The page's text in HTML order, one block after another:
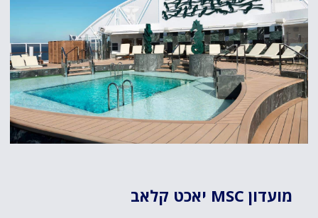
מועדון MSC יאכט קלאב